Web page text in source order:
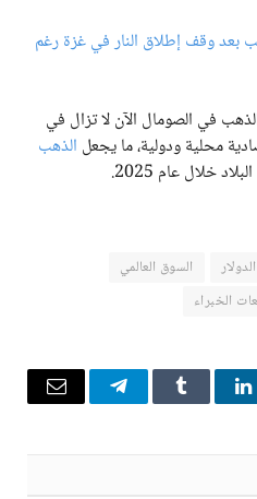
بعد وقف إطلاق النار في غزة رغم
في الصومال الآن لا تزال في
محلية ودولية، ما يجعل الذهب
خلال عام 2025.
الدولار
السوق العالمي
الخبراء
لينكدإن Tumblr تيلقرام البريد